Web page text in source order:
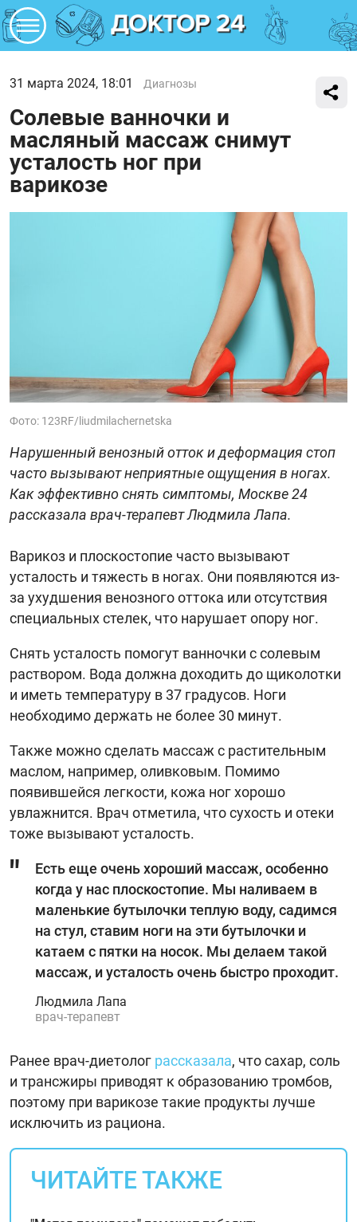
31 марта 2024, 18:01 Диагнозы
Солевые ванночки и
масляный массаж снимут
усталость ног при
варикозе
Фото: 123RF/liudmilachernetska
Нарушенный венозный отток и деформация стоп
часто вызывают неприятные ощущения в ногах.
Как эффективно снять симптомы, Москве 24
рассказала врач-терапевт Людмила Лапа.
Варикоз и плоскостопие часто вызывают
усталость и тяжесть в ногах. Они появляются из-
за ухудшения венозного оттока или отсутствия
специальных стелек, что нарушает опору ног.
Снять усталость помогут ванночки с солевым
раствором. Вода должна доходить до щиколотки
и иметь температуру в 37 градусов. Ноги
необходимо держать не более 30 минут.
Также можно сделать массаж с растительным
маслом, например, оливковым. Помимо
появившейся легкости, кожа ног хорошо
увлажнится. Врач отметила, что сухость и отеки
тоже вызывают усталость.
Есть еще очень хороший массаж, особенно
когда у нас плоскостопие. Мы наливаем в
маленькие бутылочки теплую воду, садимся
на стул, ставим ноги на эти бутылочки и
катаем с пятки на носок. Мы делаем такой
массаж, и усталость очень быстро проходит.
Людмила Лапа
врач-терапевт
Ранее врач-диетолог рассказала, что сахар, соль
и трансжиры приводят к образованию тромбов,
поэтому при варикозе такие продукты лучше
исключить из рациона.
ЧИТАЙТЕ ТАКЖЕ